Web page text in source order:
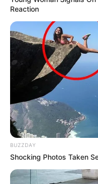
14:59 / 06 Avqust 2026
İşçini ərizə
olarmı? –
94
Reaction
BUZZDAY
Shocking Photos Taken